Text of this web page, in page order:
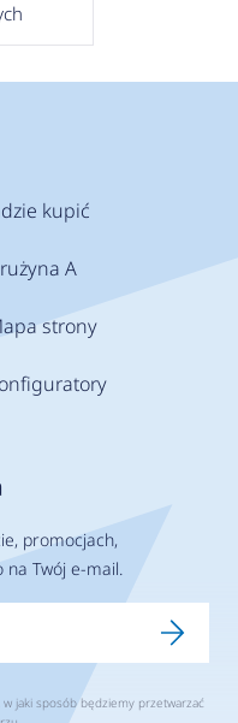
kupić
A
strony
promocjach,
Twój e-mail.
jaki sposób będziemy przetwarzać